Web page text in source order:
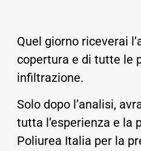
Quel giorno riceverai
copertura e di tutte le
infiltrazione.
Solo dopo l’analisi,
tutta l’esperienza e la
Poliurea Italia per la